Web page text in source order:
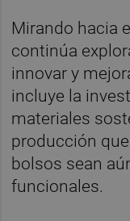
Mirando hacia
continúa
innovar y
incluye la
materiales
producción
bolsos sean
funcionales.